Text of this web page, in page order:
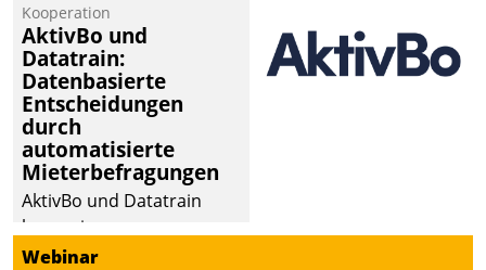
operativen
Instandhaltung in die
SAP-Systemlandschaft
deutscher
Wohnungsunternehmen
– und beschleunigt damit
den Weg vom
Mieteranliegen zum
Dienstleisterauftrag.
Kooperation
AktivBo und
Datatrain:
Datenbasierte
Entscheidungen
durch
automatisierte
Mieterbefragungen
AktivBo und Datatrain
kooperieren –
Immobilienunternehmen
Webinar